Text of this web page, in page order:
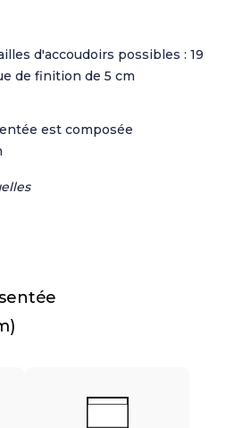
d'accoudoirs possibles : 19
de finition de 5 cm
est composée